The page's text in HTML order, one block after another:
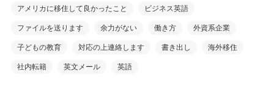
アメリカに移住して良かったこと ビジネス英語
ファイルを送ります 余力がない 働き方 外資系企業
子どもの教育 対応の上連絡します 書き出し 海外移住
社内転籍 英文メール 英語